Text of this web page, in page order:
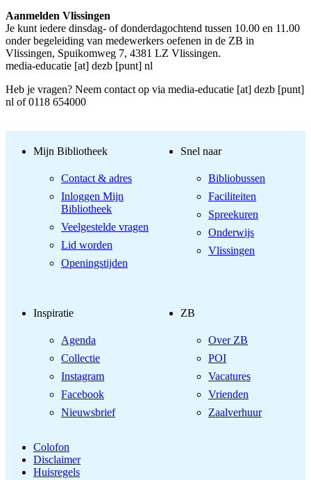
Aanmelden Vlissingen
Je kunt iedere dinsdag- of donderdagochtend tussen 10.00 en 11.00
onder begeleiding van medewerkers oefenen in de ZB in
Vlissingen, Spuikomweg 7, 4381 LZ Vlissingen.
media-educatie [at] dezb [punt] nl
Heb je vragen? Neem contact op via media-educatie [at] dezb [punt]
nl of 0118 654000
Mijn Bibliotheek
Contact & adres
Inloggen Mijn
Bibliotheek
Veelgestelde vragen
Lid worden
Openingstijden
Snel naar
Bibliobussen
Faciliteiten
Spreekuren
Onderwijs
Vlissingen
Inspiratie
Agenda
Collectie
Instagram
Facebook
Nieuwsbrief
ZB
Over ZB
POI
Vacatures
Vrienden
Zaalverhuur
Colofon
Disclaimer
Huisregels